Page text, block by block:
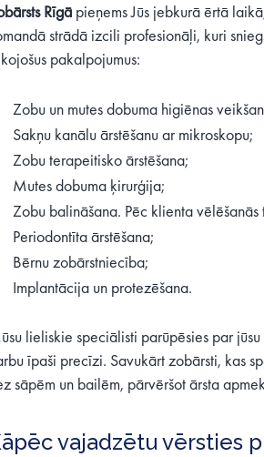
Rīgāpieņems Jūs jebkurā ērtā
strādā izcili profesionāļi, kuri
pakalpojumus:
Zobu un mutes dobuma higiēnas
Sakņu kanālu ārstēšanu ar mikroskopu;
Zobu terapeitisko ārstēšana;
Mutes dobuma ķirurģija;
Zobu balināšana. Pēc klienta
Periodontīta ārstēšana;
Bērnu zobārstniecība;
Implantācija un protezēšana.
lieliskie speciālisti parūpēsies par
īpaši precīzi. Savukārt zobārsti, kas
sāpēm un bailēm, pārvēršot ārsta
vajadzētu vērsties